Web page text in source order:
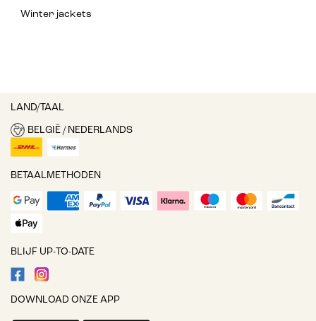
Winter jackets
LAND/TAAL
BELGIË / NEDERLANDS
BETAALMETHODEN
BLIJF UP-TO-DATE
DOWNLOAD ONZE APP